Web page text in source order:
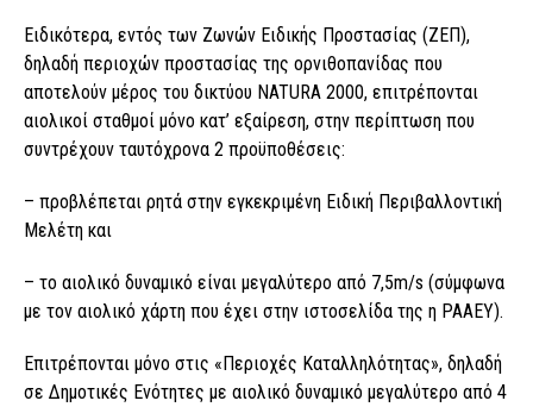
Ειδικότερα, εντός των Ζωνών Ειδικής Προστασίας (ΖΕΠ),
δηλαδή περιοχών προστασίας της ορνιθοπανίδας που
αποτελούν μέρος του δικτύου NATURA 2000, επιτρέπονται
αιολικοί σταθμοί μόνο κατ’ εξαίρεση, στην περίπτωση που
συντρέχουν ταυτόχρονα 2 προϋποθέσεις:
– προβλέπεται ρητά στην εγκεκριμένη Ειδική Περιβαλλοντική
Μελέτη και
– το αιολικό δυναμικό είναι μεγαλύτερο από 7,5m/s (σύμφωνα
με τον αιολικό χάρτη που έχει στην ιστοσελίδα της η ΡΑΑΕΥ).
Επιτρέπονται μόνο στις «Περιοχές Καταλληλότητας», δηλαδή
σε Δημοτικές Ενότητες με αιολικό δυναμικό μεγαλύτερο από 4